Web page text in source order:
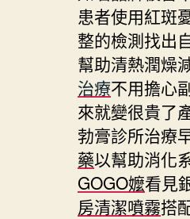
患者使用紅斑
整的檢測找出
幫助清熱潤燥
治療不用擔心
來就變很貴了
勃膏診所治療
藥以幫助消化
GOGO嬤看見
房清潔噴霧搭